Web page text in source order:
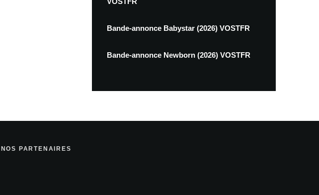
Bande-annonce Babystar (2026) VOSTFR
Bande-annonce Newborn (2026) VOSTFR
NOS PARTENAIRES